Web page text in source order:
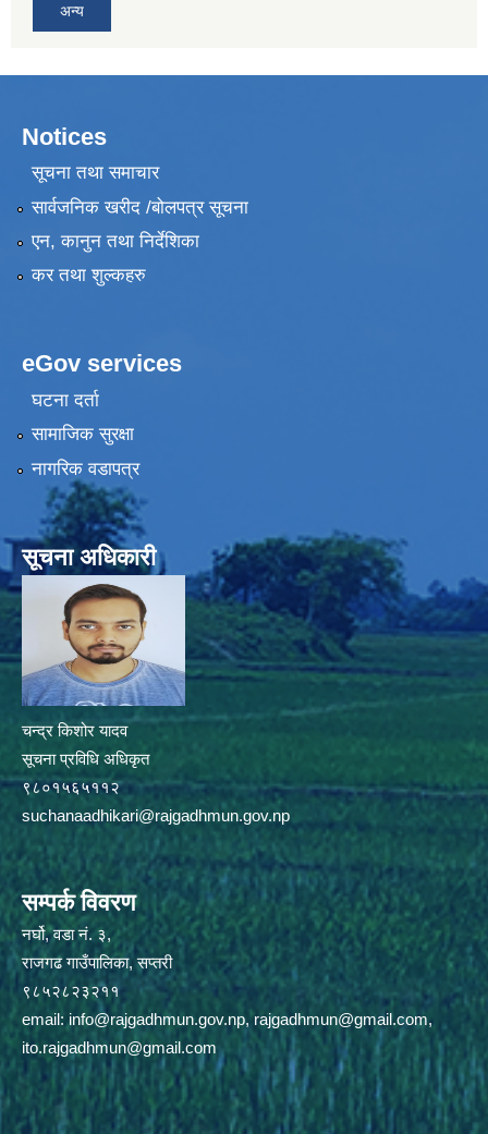
अन्य
Notices
सूचना तथा समाचार
सार्वजनिक खरीद /बोलपत्र सूचना
एन, कानुन तथा निर्देशिका
कर तथा शुल्कहरु
eGov services
घटना दर्ता
सामाजिक सुरक्षा
नागरिक वडापत्र
सूचना अधिकारी
चन्द्र किशोर यादव
सूचना प्रविधि अधिकृत
९८०१५६५११२
suchanaadhikari@rajgadhmun.gov.np
सम्पर्क विवरण
नर्घो, वडा नं. ३,
राजगढ गाउँपालिका, सप्तरी
९८५२८२३२११
email: info@rajgadhmun.gov.np,rajgadhmun@gmail.com,
ito.rajgadhmun@gmail.com